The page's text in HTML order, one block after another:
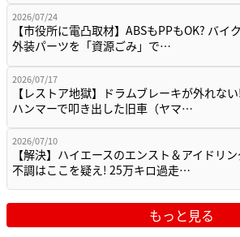
2026/07/24
【市役所に電凸取材】ABSもPPもOK? バイ
外装パーツを「資源ごみ」で…
2026/07/17
【レストア地獄】ドラムブレーキが外れな
ハンマーで叩き出した旧車（ヤマ…
2026/07/10
【解決】ハイエースのエンスト＆アイドリ
不調はここを疑え! 25万キロ過走…
もっと見る